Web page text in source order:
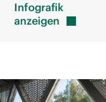
Infografik
anzeigen